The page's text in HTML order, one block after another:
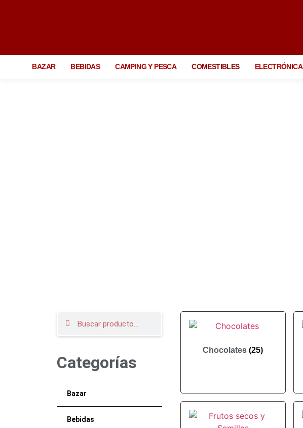
BAZAR BEBIDAS CAMPING Y PESCA COMESTIBLES ELECTRÓNICA
Categorías
Bazar
Bebidas
Chocolates(25)